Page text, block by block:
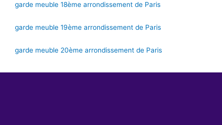
garde meuble 18ème arrondissement de Paris
garde meuble 19ème arrondissement de Paris
garde meuble 20ème arrondissement de Paris